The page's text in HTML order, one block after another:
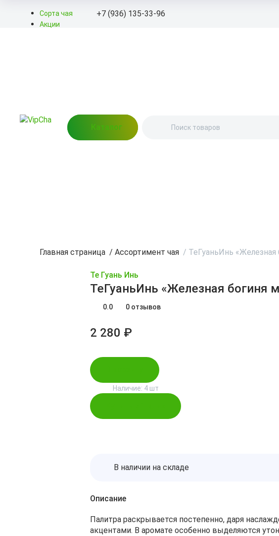
Сорта чая
Акции
+7 (936) 135-33-96
(Пункт выдачи)
Каталог
Главная страница / Ассортимент чая / ТеГуаньИнь
Те Гуань Инь
ТеГуаньИнь «Железная богиня
0.0 0 отзывов
2 280 ₽
Наличие: 4 шт
В наличии на складе
Описание
Палитра раскрывается постепенно, даря
акцентами. В аромате особенно выделяются